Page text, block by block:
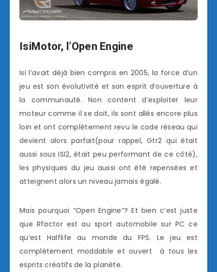
IsiMotor, l’Open Engine
Isi l’avait déjà bien compris en 2005, la force d’un
jeu est son évolutivité et son esprit d’ouverture à
la communauté. Non content d’exploiter leur
moteur comme il se doit, ils sont allés encore plus
loin et ont complètement revu le code réseau qui
devient alors parfait(pour rappel, Gtr2 qui était
aussi sous ISI2, était peu performant de ce côté),
les physiques du jeu aussi ont été repensées et
atteignent alors un niveau jamais égalé.
Mais pourquoi “Open Engine”? Et bien c’est juste
que Rfactor est au sport automobile sur PC ce
qu’est Halflife au monde du FPS. Le jeu est
complètement moddable et ouvert à tous les
esprits créatifs de la planète.